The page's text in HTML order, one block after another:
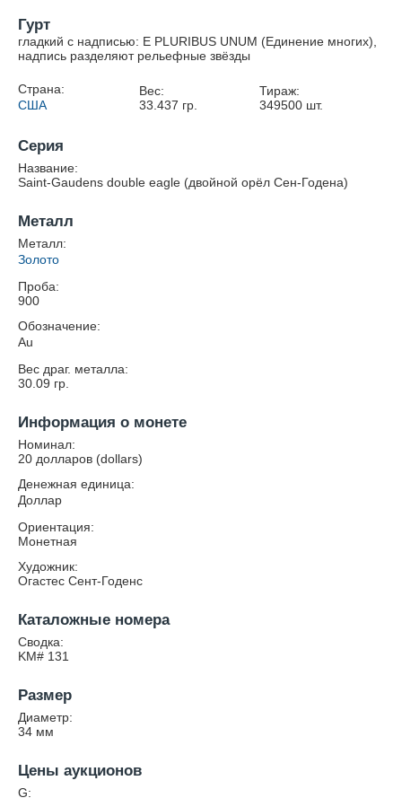
Гурт
гладкий c надписью: E PLURIBUS UNUM (Единение многих),
надпись разделяют рельефные звёзды
Страна:
США
Вес:
33.437 гр.
Тираж:
349500 шт.
Серия
Название:
Saint-Gaudens double eagle (двойной орёл Сен-Годена)
Металл
Металл:
Золото
Проба:
900
Обозначение:
Au
Вес драг. металла:
30.09 гр.
Информация о монете
Номинал:
20 долларов (dollars)
Денежная единица:
Доллар
Ориентация:
Монетная
Художник:
Огастес Сент-Годенс
Каталожные номера
Сводка:
KM# 131
Размер
Диаметр:
34 мм
Цены аукционов
G: